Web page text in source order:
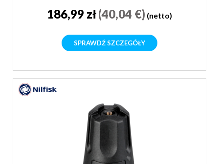
186,99 zł(40,04 €) (netto)
SPRAWDŹ SZCZEGÓŁY